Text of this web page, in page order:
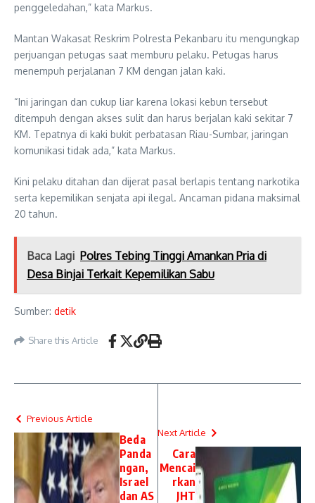
penggeledahan,” kata Markus.
Mantan Wakasat Reskrim Polresta Pekanbaru itu mengungkap
perjuangan petugas saat memburu pelaku. Petugas harus
menempuh perjalanan 7 KM dengan jalan kaki.
“Ini jaringan dan cukup liar karena lokasi kebun tersebut
ditempuh dengan akses sulit dan harus berjalan kaki sekitar 7
KM. Tepatnya di kaki bukit perbatasan Riau-Sumbar, jaringan
komunikasi tidak ada,” kata Markus.
Kini pelaku ditahan dan dijerat pasal berlapis tentang narkotika
serta kepemilikan senjata api ilegal. Ancaman pidana maksimal
20 tahun.
Baca Lagi Polres Tebing Tinggi Amankan Pria di
Desa Binjai Terkait Kepemilikan Sabu
Sumber: detik
Share this Article
Previous Article
Beda
Panda
ngan,
Israel
dan AS
Next Article
Cara
Mencai
rkan
JHT